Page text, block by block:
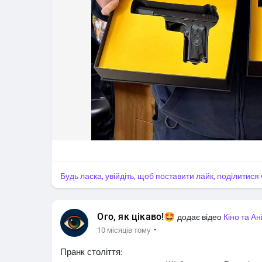
Будь ласка, увійдіть, щоб поставити лайк,
Ого, як цікаво!🤩 додає відео Кіно та
10 місяців тому ·
Пранк століття: